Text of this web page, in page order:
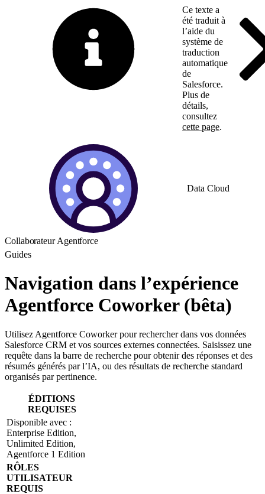
Ce texte a
été traduit à
l’aide du
système de
traduction
automatique
de
Salesforce.
Plus de
détails,
consultez
cette page.
Data Cloud
Collaborateur Agentforce
Guides
Navigation dans l’expérience
Agentforce Coworker (bêta)
Utilisez Agentforce Coworker pour rechercher dans vos données
Salesforce CRM et vos sources externes connectées. Saisissez une
requête dans la barre de recherche pour obtenir des réponses et des
résumés générés par l’IA, ou des résultats de recherche standard
organisés par pertinence.
ÉDITIONS
REQUISES
Disponible avec :
Enterprise Edition,
Unlimited Edition,
Agentforce 1 Edition
RÔLES
UTILISATEUR
REQUIS